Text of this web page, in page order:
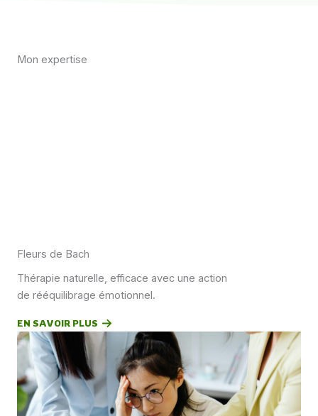
Mon expertise
Fleurs de Bach
Thérapie naturelle, efficace avec une action
de rééquilibrage émotionnel.
EN SAVOIR PLUS